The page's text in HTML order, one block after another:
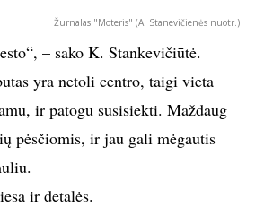
Žurnalas "Moteris" (A. Stanevičienės nuotr.)
– sako K. Stankevičiūtė.
yra netoli centro, taigi vieta
ir patogu susisiekti. Maždaug
pėsčiomis, ir jau gali mėgautis
ir detalės.